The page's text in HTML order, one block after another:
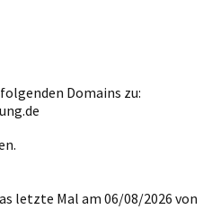
Domains zu:
letzte Mal am 06/08/2026 von